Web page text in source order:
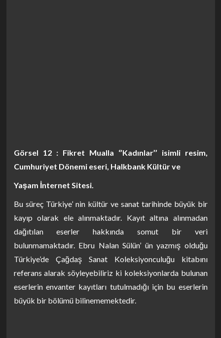
Görsel 12 : Fikret Mualla ‘’Kadınlar’’ isimli resim,
Cumhuriyet Dönemi eseri, Halkbank Kültür ve
Yaşam İnternet Sitesi.
Bu süreç Türkiye’ nin kültür ve sanat tarihinde büyük bir
kayıp olarak ele alınmaktadır. Kayıt altına alınmadan
dağıtılan eserler hakkında somut bir veri
bulunmamaktadır. Ebru Nalan Sülün’ ün yazmış olduğu
Türkiye’de Çağdaş Sanat Koleksiyonculuğu kitabını
referans alarak söyleyebiliriz ki koleksiyonlarda bulunan
eserlerin envanter kayıtları tutulmadığı için bu eserlerin
büyük bir bölümü bilinememektedir.